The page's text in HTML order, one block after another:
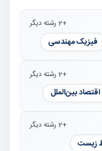
+2 رشته دیگر
فیزیک مهندسی
+2 رشته دیگر
اقتصاد بین‌الملل
+2 رشته دیگر
زیست